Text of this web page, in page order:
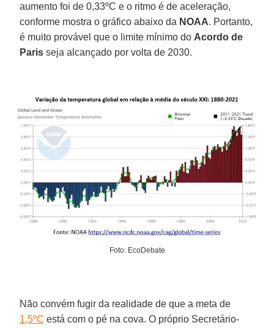
aumento foi de 0,33ºC e o ritmo é de aceleração,
conforme mostra o gráfico abaixo da NOAA. Portanto,
é muito provável que o limite mínimo do Acordo de
Paris seja alcançado por volta de 2030.
Foto: EcoDebate
Não convém fugir da realidade de que a meta de
1,5ºC está com o pé na cova. O próprio Secretário-